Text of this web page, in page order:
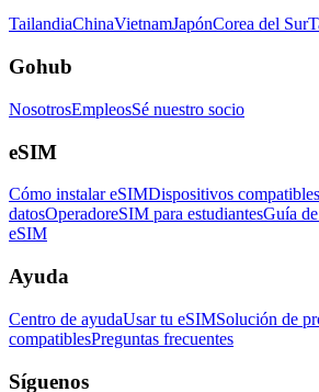
TailandiaChinaVietnamJapónCorea del Sur
Gohub
NosotrosEmpleosSé nuestro socio
eSIM
Cómo instalar eSIMDispositivos compatibles
datosOperadoreSIM para estudiantesGuía
eSIM
Ayuda
Centro de ayudaUsar tu eSIMSolución de
compatiblesPreguntas frecuentes
Síguenos